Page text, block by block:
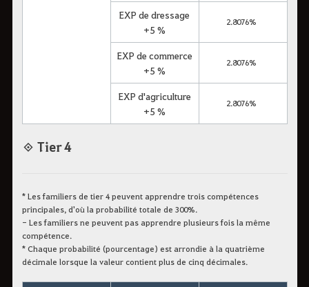
EXP de dressage
+5 %
2.8076%
EXP de commerce
+5 %
2.8076%
EXP d'agriculture
+5 %
2.8076%
◈ Tier 4
* Les familiers de tier 4 peuvent apprendre trois compétences
principales, d'où la probabilité totale de 300%.
- Les familiers ne peuvent pas apprendre plusieurs fois la même
compétence.
* Chaque probabilité (pourcentage) est arrondie à la quatrième
décimale lorsque la valeur contient plus de cinq décimales.